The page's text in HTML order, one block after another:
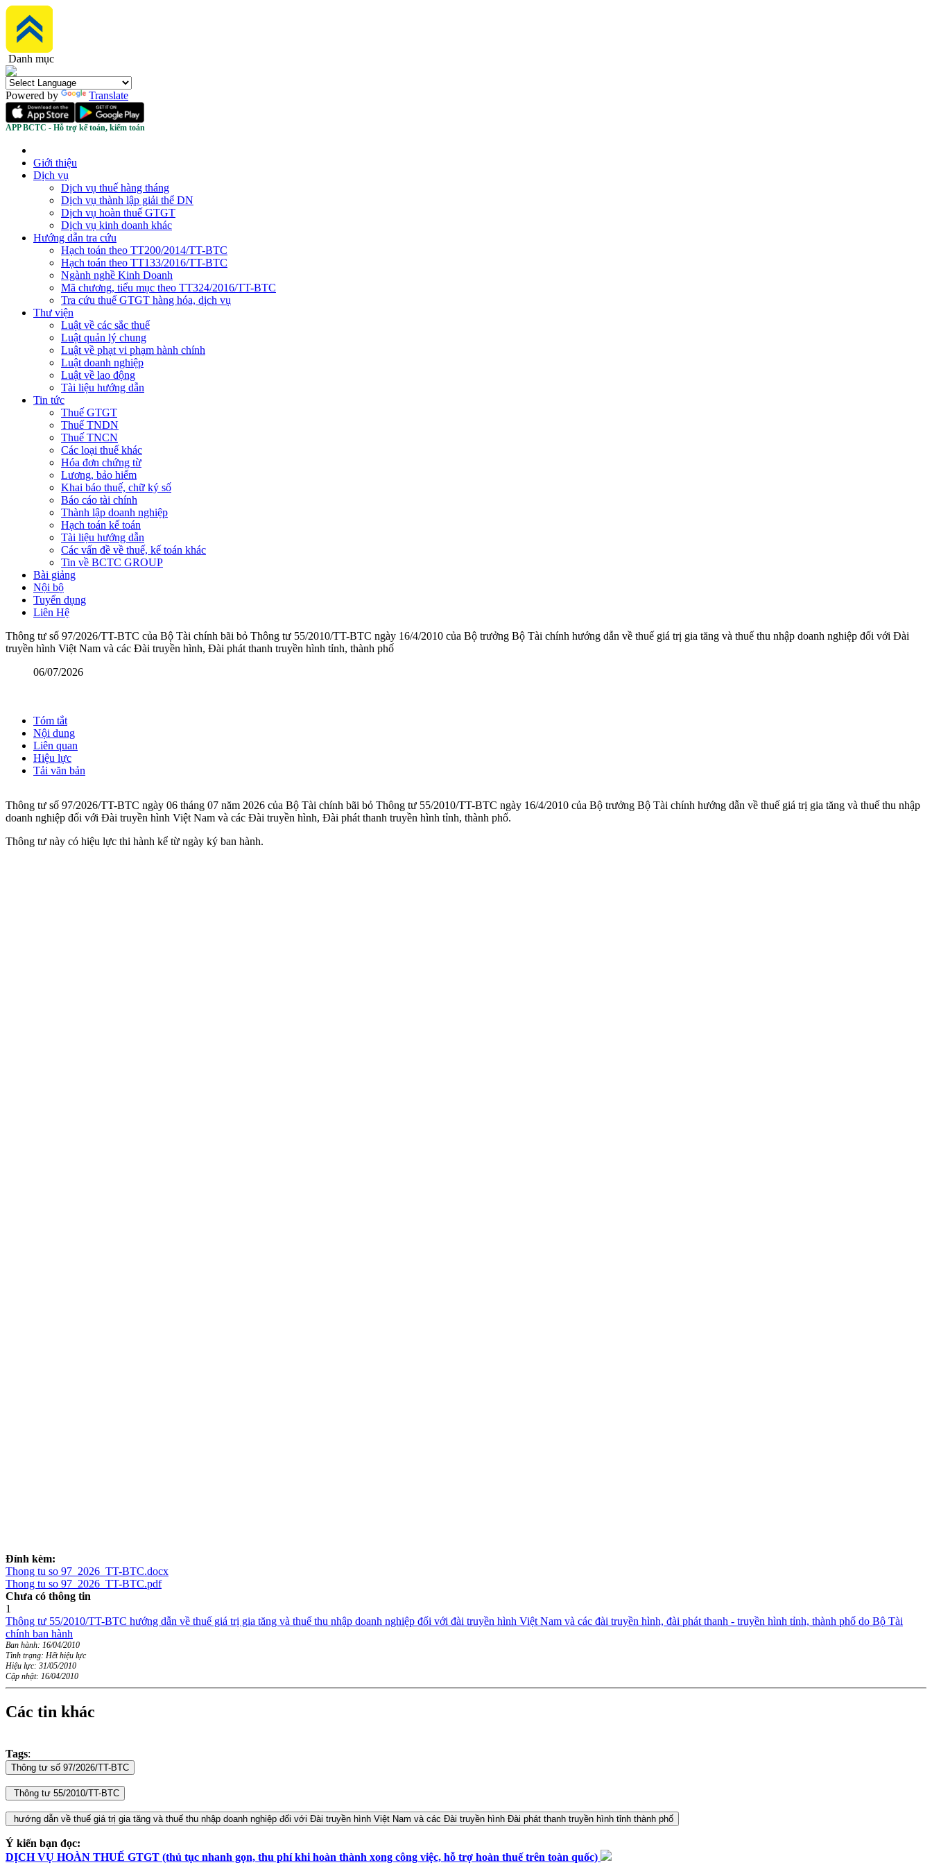
Danh mục
Powered by Translate
APP BCTC - Hỗ trợ kế toán, kiểm toán
Giới thiệu
Dịch vụ
Dịch vụ thuế hàng tháng
Dịch vụ thành lập giải thể DN
Dịch vụ hoàn thuế GTGT
Dịch vụ kinh doanh khác
Hướng dẫn tra cứu
Hạch toán theo TT200/2014/TT-BTC
Hạch toán theo TT133/2016/TT-BTC
Ngành nghề Kinh Doanh
Mã chương, tiểu mục theo TT324/2016/TT-BTC
Tra cứu thuế GTGT hàng hóa, dịch vụ
Thư viện
Luật về các sắc thuế
Luật quản lý chung
Luật về phạt vi phạm hành chính
Luật doanh nghiệp
Luật về lao động
Tài liệu hướng dẫn
Tin tức
Thuế GTGT
Thuế TNDN
Thuế TNCN
Các loại thuế khác
Hóa đơn chứng từ
Lương, bảo hiểm
Khai báo thuế, chữ ký số
Báo cáo tài chính
Thành lập doanh nghiệp
Hạch toán kế toán
Tài liệu hướng dẫn
Các vấn đề về thuế, kế toán khác
Tin về BCTC GROUP
Bài giảng
Nội bộ
Tuyển dụng
Liên Hệ
Thông tư số 97/2026/TT-BTC của Bộ Tài chính bãi bỏ Thông tư 55/2010/TT-BTC ngày 16/4/2010 của Bộ trưởng Bộ Tài chính hướng dẫn về thuế giá trị gia tăng và thuế thu nhập doanh nghiệp đối với Đài
truyền hình Việt Nam và các Đài truyền hình, Đài phát thanh truyền hình tỉnh, thành phố
06/07/2026
Tóm tắt
Nội dung
Liên quan
Hiệu lực
Tải văn bản
Thông tư số 97/2026/TT-BTC ngày 06 tháng 07 năm 2026 của Bộ Tài chính bãi bỏ Thông tư 55/2010/TT-BTC ngày 16/4/2010 của Bộ trưởng Bộ Tài chính hướng dẫn về thuế giá trị gia tăng và thuế thu nhập
doanh nghiệp đối với Đài truyền hình Việt Nam và các Đài truyền hình, Đài phát thanh truyền hình tỉnh, thành phố.
Thông tư này có hiệu lực thi hành kể từ ngày ký ban hành.
Đính kèm:
Thong tu so 97_2026_TT-BTC.docx
Thong tu so 97_2026_TT-BTC.pdf
Chưa có thông tin
1
Thông tư 55/2010/TT-BTC hướng dẫn về thuế giá trị gia tăng và thuế thu nhập doanh nghiệp đối với đài truyền hình Việt Nam và các đài truyền hình, đài phát thanh - truyền hình tỉnh, thành phố do Bộ Tài
chính ban hành
Ban hành: 16/04/2010
Tình trạng: Hết hiệu lực
Hiệu lực: 31/05/2010
Cập nhật: 16/04/2010
Các tin khác
Tags:
Ý kiến bạn đọc:
DỊCH VỤ HOÀN THUẾ GTGT (thủ tục nhanh gọn, thu phí khi hoàn thành xong công việc, hỗ trợ hoàn thuế trên toàn quốc)